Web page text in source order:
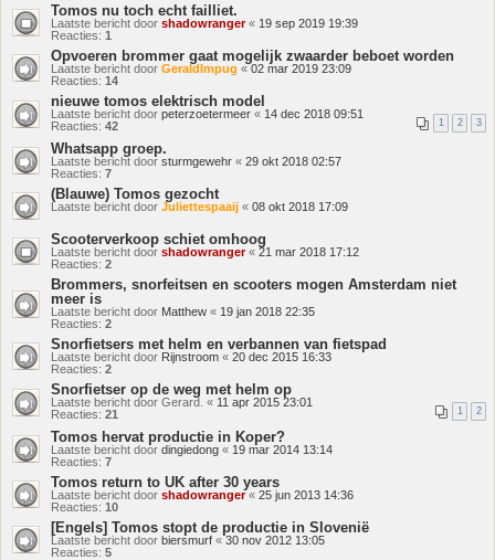
Tomos nu toch echt failliet.
Laatste bericht door shadowranger« 19 sep 2019 19:39
Reacties: 1
Opvoeren brommer gaat mogelijk zwaarder beboet worden
Laatste bericht door GeraldImpug «02 mar 2019 23:09
Reacties: 14
nieuwe tomos elektrisch model
Laatste bericht door peterzoetermeer « 14 dec 2018 09:51
Reacties: 42 1 2 3
Whatsapp groep.
Laatste bericht door sturmgewehr « 29 okt 2018 02:57
Reacties: 7
(Blauwe) Tomos gezocht
Laatste bericht door Juliettespaaij « 08 okt 2018 17:09
Scooterverkoop schiet omhoog
Laatste bericht door shadowranger« 21 mar 2018 17:12
Reacties: 2
Brommers, snorfeitsen en scooters mogen Amsterdam niet
meer is
Laatste bericht door Matthew « 19 jan 2018 22:35
Reacties: 2
Snorfietsers met helm en verbannen van fietspad
Laatste bericht door Rijnstroom « 20 dec 2015 16:33
Reacties: 2
Snorfietser op de weg met helm op
Laatste bericht door Gerard. « 11 apr 2015 23:01
Reacties: 21 1 2
Tomos hervat productie in Koper?
Laatste bericht door dingiedong « 19 mar 2014 13:14
Reacties: 7
Tomos return to UK after 30 years
Laatste bericht door shadowranger« 25 jun 2013 14:36
Reacties: 10
[Engels] Tomos stopt de productie in Slovenië
Laatste bericht door biersmurf «30 nov 2012 13:05
Reacties: 5